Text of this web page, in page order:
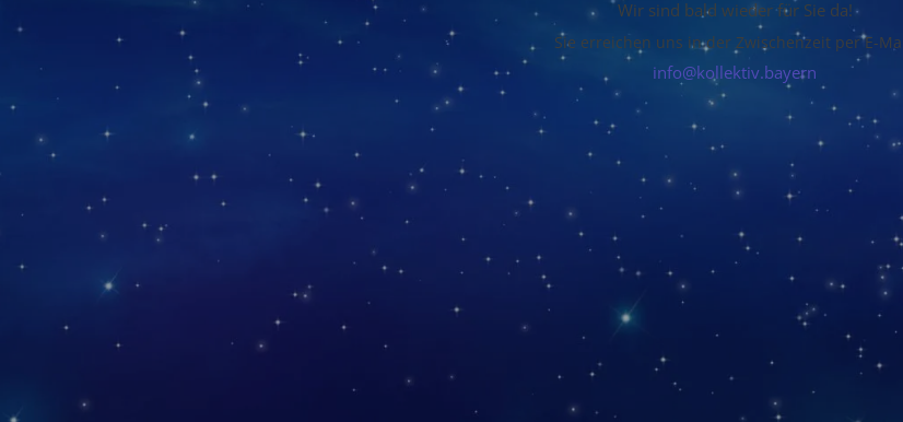
Wir sind bald wieder für Sie da!
Sie erreichen uns in der Zwischenzeit per E-
info@kollektiv.bayern